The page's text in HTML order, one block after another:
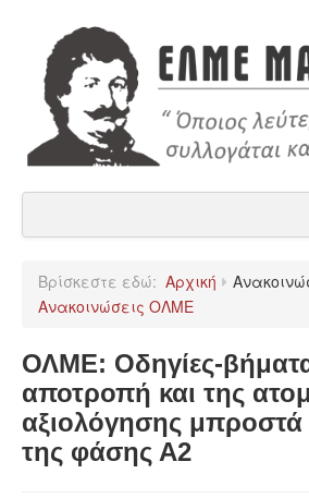
Η ΕΛΜΕ Μαγνησίας
Χρήσιμα
Παρατάξεις
Επικοινωνία
Βρίσκεστε εδώ: Αρχική
Ανακοινώσεις ΟΛΜΕ
ΟΛΜΕ: Οδηγίες-
αποτροπή και της
αξιολόγησης μπροστά
της φάσης Α2